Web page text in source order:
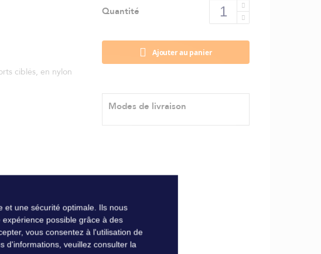
ciblés, en nylon
Quantité
Ajouter au panier
Modes de livraison
et une sécurité optimale. Ils nous
possible grâce à des
vous consentez à l'utilisation de
d'informations, veuillez consulter la